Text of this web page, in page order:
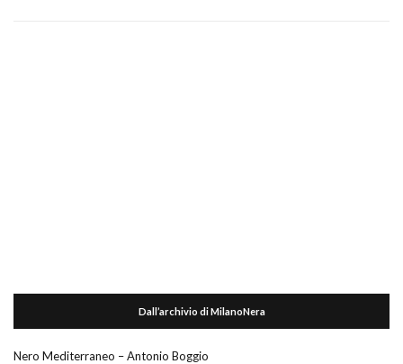
Dall’archivio di MilanoNera
Nero Mediterraneo – Antonio Boggio